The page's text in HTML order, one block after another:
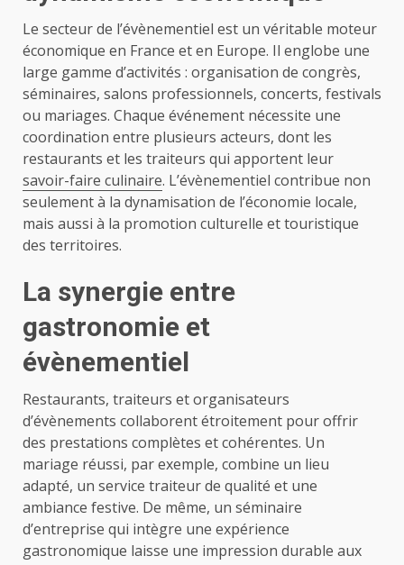
Le secteur de l’évènementiel est un véritable moteur
économique en France et en Europe. Il englobe une
large gamme d’activités : organisation de congrès,
séminaires, salons professionnels, concerts, festivals
ou mariages. Chaque événement nécessite une
coordination entre plusieurs acteurs, dont les
restaurants et les traiteurs qui apportent leur
savoir-faire culinaire. L’évènementiel contribue non
seulement à la dynamisation de l’économie locale,
mais aussi à la promotion culturelle et touristique
des territoires.
La synergie entre
gastronomie et
évènementiel
Restaurants, traiteurs et organisateurs
d’évènements collaborent étroitement pour offrir
des prestations complètes et cohérentes. Un
mariage réussi, par exemple, combine un lieu
adapté, un service traiteur de qualité et une
ambiance festive. De même, un séminaire
d’entreprise qui intègre une expérience
gastronomique laisse une impression durable aux